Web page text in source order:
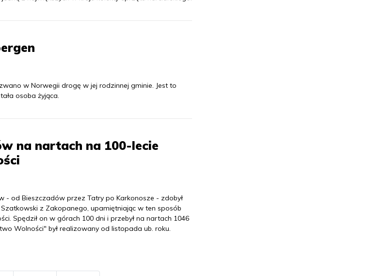
w Norwegii drogę w jej rodzinnej gminie. Jest to
osoba żyjąca.
na nartach na 100-lecie
- od Bieszczadów przez Tatry po Karkonosze - zdobył
z Zakopanego, upamiętniając w ten sposób
Spędził on w górach 100 dni i przebył na nartach 1046
Wolności" był realizowany od listopada ub. roku.